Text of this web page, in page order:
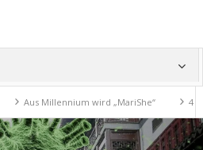
Aus Millennium wird „MariShe“ 4.